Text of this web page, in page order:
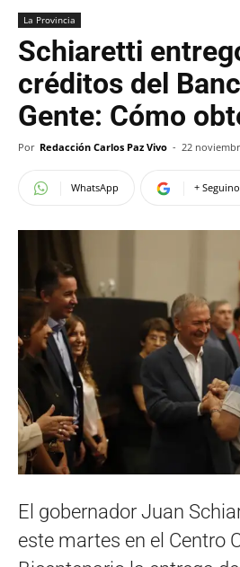
La Provincia
Schiaretti
créditos del
Gente: Cómo
Por Redacción Carlos Paz Vivo - 22
WhatsApp +
El gobernador Juan
este martes en el Centro